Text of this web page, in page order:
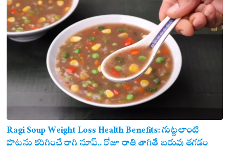
Ragi Soup Weight Loss Health Benefits: గుట్టలాంటి